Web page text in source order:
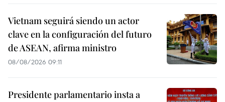
Vietnam seguirá siendo un actor
clave en la configuración del futuro
de ASEAN, afirma ministro
08/08/2026 09:11
Presidente parlamentario insta a